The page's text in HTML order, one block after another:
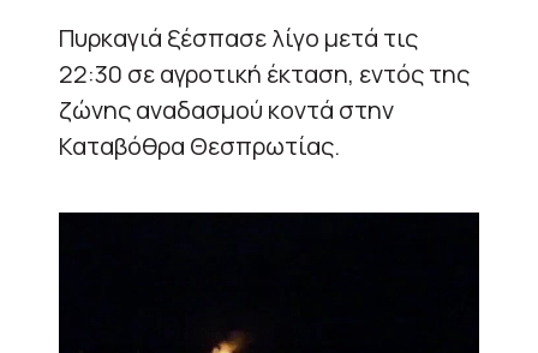
Πυρκαγιά ξέσπασε λίγο μετά τις
22:30 σε αγροτική έκταση, εντός της
ζώνης αναδασμού κοντά στην
Καταβόθρα Θεσπρωτίας.